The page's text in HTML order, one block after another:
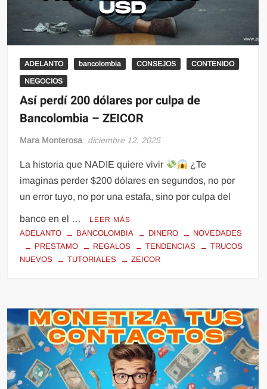
ADELANTO bancolombia CONSEJOS CONTENIDO
NEGOCIOS
Así perdí 200 dólares por culpa de
Bancolombia – ZEICOR
Mara Monterosa diciembre 12, 2025
La historia que NADIE quiere vivir
¿Te
imaginas perder $200 dólares en segundos, no por
un error tuyo, no por una estafa, sino por culpa del
banco en el … LEER MÁS
ADELANTO BANCOLOMBIA DINERO
NOVEDADES
PRESTAMO
REGALOS TENDENCIAS
TRUCOS
NUEVOS
TUTORIALES ZEICOR